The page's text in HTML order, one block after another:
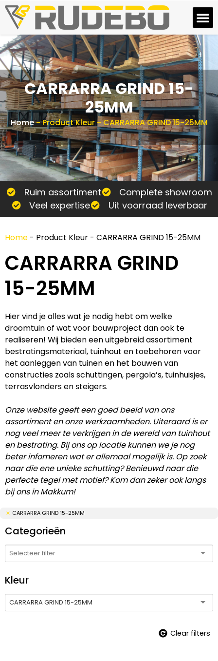
CARRARRA GRIND 15-
25MM
Home-Product Kleur-CARRARRA GRIND 15-25MM
Ruim assortiment
Complete showroom
Veel expertise
Uit voorraad leverbaar
Home - Product Kleur - CARRARRA GRIND 15-25MM
CARRARRA GRIND
15-25MM
Hier vind je alles wat je nodig hebt om welke
droomtuin of wat voor bouwproject dan ook te
realiseren! Wij bieden een uitgebreid assortiment
bestratingsmateriaal, tuinhout en toebehoren voor
het aanleggen van tuinen en het bouwen van
constructies zoals schuttingen, pergola’s, tuinhuisjes,
terrasvlonders en steigers.
Onze website geeft een goed beeld van ons
assortiment en onze werkzaamheden. Uiteraard is er
nog veel meer te verkrijgen in de wereld van tuinhout
en bestrating. Bij ons op locatie kunnen we je nog
beter infomeren wat er allemaal mogelijk is. Op zoek
naar die ene unieke schutting? Benieuwd naar die
perfecte tegel met motief? Kom dan zeker ook langs
bij ons in Makkum!
CARRARRA GRIND 15-25MM
Categorieën
Kleur
CARRARRA GRIND 15-25MM
Clear filters